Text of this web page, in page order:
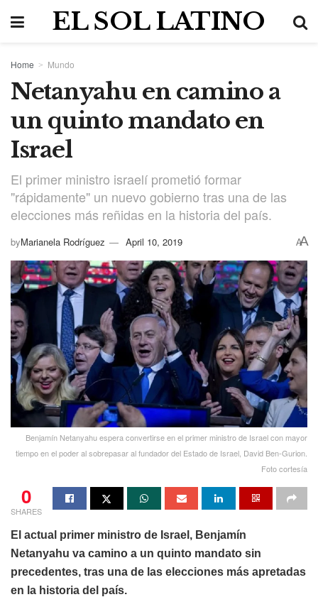
EL SOL LATINO
Home Mundo
Netanyahu en camino a
un quinto mandato en
Israel
El primer ministro israelí prometió formar
"rápidamente" un nuevo gobierno tras una de las
elecciones más reñidas en la historia del país.
byMarianela Rodríguez April 10, 2019 AA
Benjamín Netanyahu espera convertirse en el primer ministro de Israel con mayor
tiempo en el poder al sobrepasar al fundador del Estado de Israel, David Ben-Gurion.
Foto cortesía
0
SHARES
El actual primer ministro de Israel, Benjamín
Netanyahu va camino a un quinto mandato sin
precedentes, tras una de las elecciones más apretadas
en la historia del país.